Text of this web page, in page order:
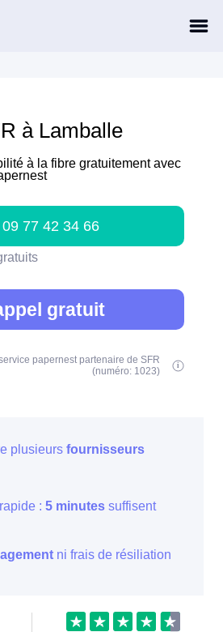
à Lamballe
à la fibre gratuitement avec
09 77 42 34 66
gratuit
plusieurs fournisseurs
: 5 minutes suffisent
ni frais de résiliation
papernest partenaire de SFR
(numéro: 1023)